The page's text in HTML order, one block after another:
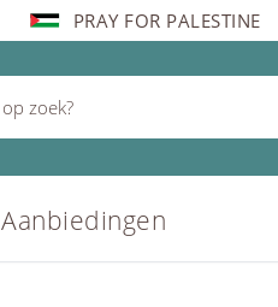
PRAY FOR PALESTINE
Aanbiedingen